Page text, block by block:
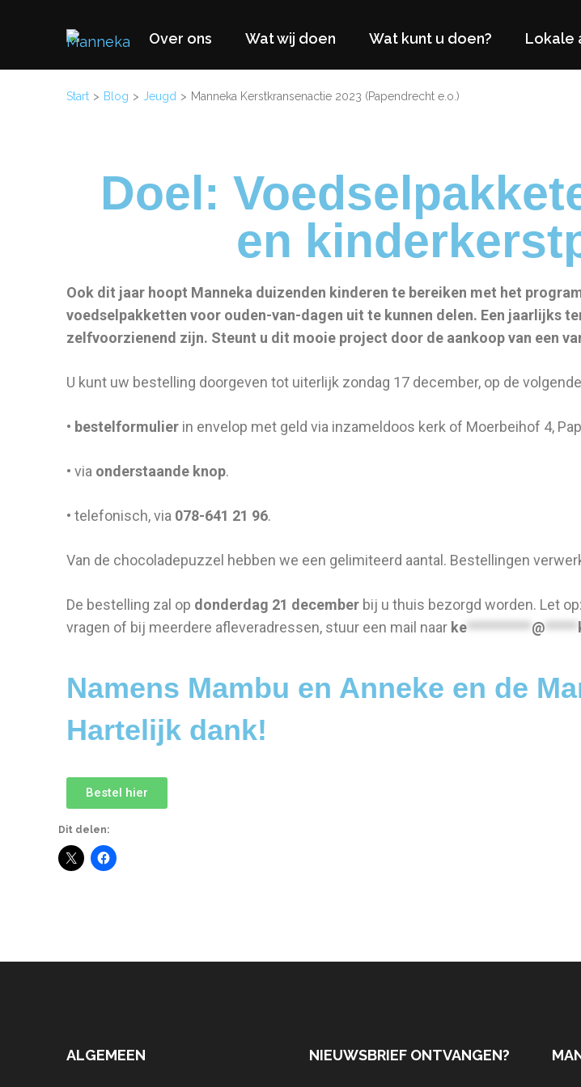
Manneka
WASH Education – Liberia, West Africa
Over ons Wat wij doen Wat kunt u doen? Lokale
Start > Blog > Jeugd > Manneka Kerstkransenactie 2023 (Papendrecht e.o.)
Doel:
en
Ook dit jaar hoopt Manneka duizenden kinderen te bereiken met het
voedselpakketten voor ouden-van-dagen uit te kunnen delen. Een jaarlijks
zelfvoorzienend zijn. Steunt u dit mooie project door de aankoop van een
U kunt uw bestelling doorgeven tot uiterlijk zondag 17 december, op de
• bestelformulier in envelop met geld via inzameldoos kerk of Moerbeihof 4,
• via onderstaande knop.
• telefonisch, via 078-641 21 96.
Van de chocoladepuzzel hebben we een gelimiteerd aantal. Bestellingen
De bestelling zal op donderdag 21 december bij u thuis bezorgd worden. Let
vragen of bij meerdere afleveradressen, stuur een mail naar ke ********** @ *****
Namens Mambu en Anneke en de
Hartelijk dank!
Bestel hier
Dit delen:
ALGEMEEN NIEUWSBRIEF ONTVANGEN?